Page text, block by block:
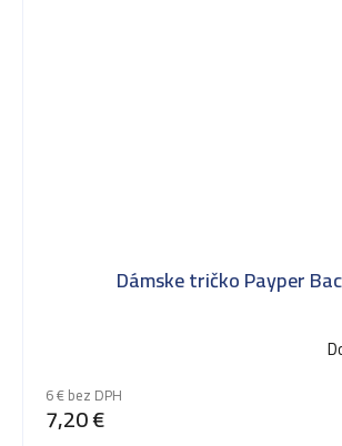
Dámske tričko Payper
6 € bez DPH
7,20 €